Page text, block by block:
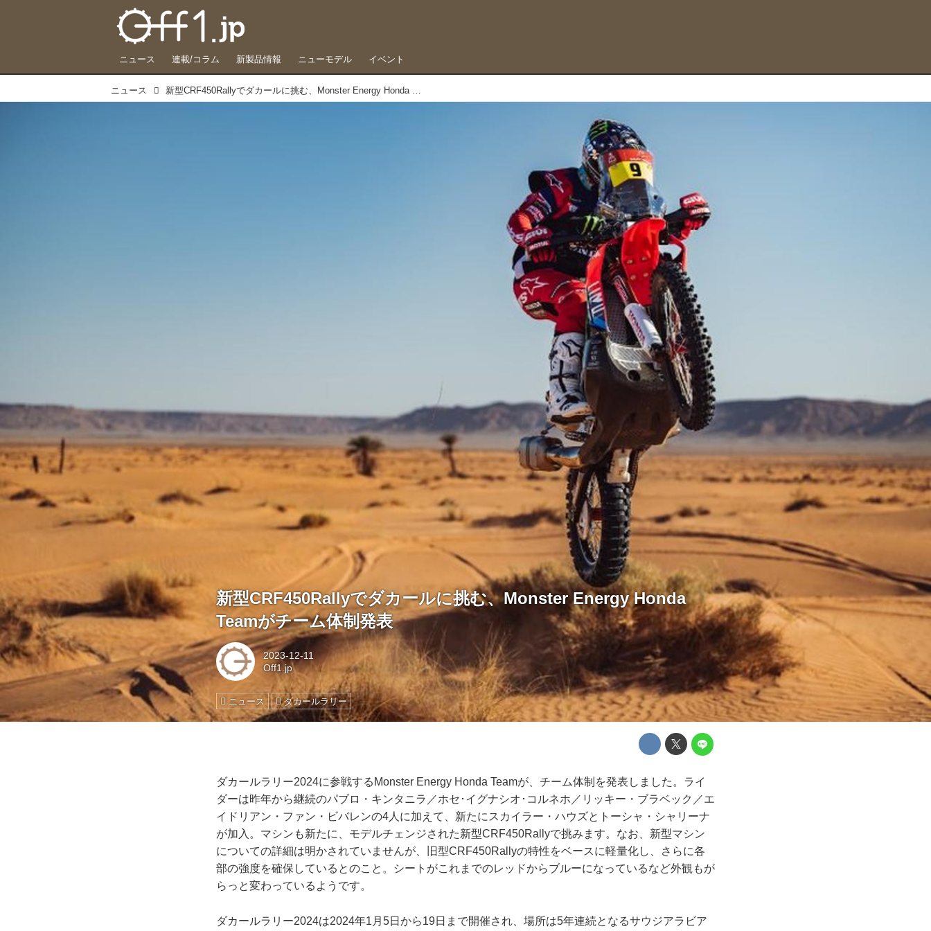
ニュース 連載/コラム 新製品情報 ニューモデル イベント
ニュース 新型CRF450Rallyでダカールに挑む、Monster Energy Honda Teamがチーム体制発表
新型CRF450Rallyでダカールに挑む、Monster Energy Honda
Teamがチーム体制発表
2023-12-11
Off1.jp
ニュース ダカールラリー
ダカールラリー2024に参戦するMonster Energy Honda Teamが、チーム体制を発表しました。ライ
ダーは昨年から継続のパブロ・キンタニラ／ホセ･イグナシオ･コルネホ／リッキー・ブラベック／エ
イドリアン・ファン・ビバレンの4人に加えて、新たにスカイラー・ハウズとトーシャ・シャリーナ
が加入。マシンも新たに、モデルチェンジされた新型CRF450Rallyで挑みます。なお、新型マシン
についての詳細は明かされていませんが、旧型CRF450Rallyの特性をベースに軽量化し、さらに各
部の強度を確保しているとのこと。シートがこれまでのレッドからブルーになっているなど外観もが
らっと変わっているようです。
ダカールラリー2024は2024年1月5日から19日まで開催され、場所は5年連続となるサウジアラビア